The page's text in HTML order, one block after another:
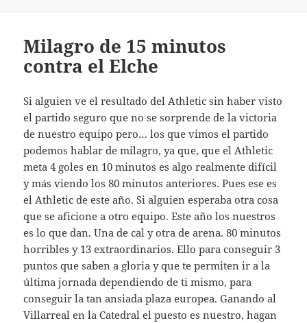
Milagro de 15 minutos
contra el Elche
Si alguien ve el resultado del Athletic sin haber visto
el partido seguro que no se sorprende de la victoria
de nuestro equipo pero… los que vimos el partido
podemos hablar de milagro, ya que, que el Athletic
meta 4 goles en 10 minutos es algo realmente difícil
y más viendo los 80 minutos anteriores. Pues ese es
el Athletic de este año. Si alguien esperaba otra cosa
que se aficione a otro equipo. Este año los nuestros
es lo que dan. Una de cal y otra de arena. 80 minutos
horribles y 13 extraordinarios. Ello para conseguir 3
puntos que saben a gloria y que te permiten ir a la
última jornada dependiendo de ti mismo, para
conseguir la tan ansiada plaza europea. Ganando al
Villarreal en la Catedral el puesto es nuestro, hagan